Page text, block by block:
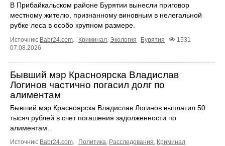
В Прибайкальском районе Бурятии вынесли приговор
местному жителю, признанному виновным в нелегальной
рубке леса в особо крупном размере.
Источник: Babr24.com Криминал Экология Бурятия
1531
07.08.2026
Бывший мэр Красноярска Владислав
Логинов частично погасил долг по
алиментам
Бывший мэр Красноярска Владислав Логинов выплатил 50
тысяч рублей в счет погашения задолженности по
алиментам.
Источник: Babr24.com Политика Расследования Криминал